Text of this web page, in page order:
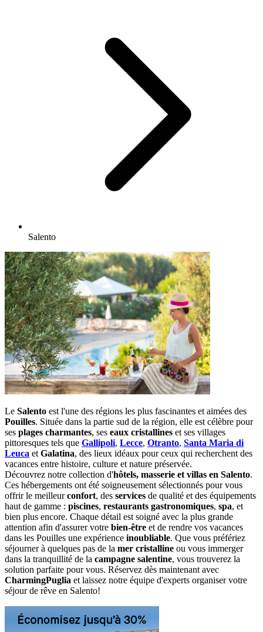
Salento
Le Salento est l'une des régions les plus fascinantes et aimées des
Pouilles. Située dans la partie sud de la région, elle est célèbre pour
ses plages charmantes, ses eaux cristallines et ses villages
pittoresques tels que Gallipoli, Lecce, Otranto, Santa Maria di
Leuca et Galatina, des lieux idéaux pour ceux qui recherchent des
vacances entre histoire, culture et nature préservée.
Découvrez notre collection d'hôtels, masserie et villas en Salento.
Ces hébergements ont été soigneusement sélectionnés pour vous
offrir le meilleurconfort, des services de qualité et des équipements
haut de gamme : piscines, restaurants gastronomiques, spa, et
bien plus encore. Chaque détail est soigné avec la plus grande
attention afin d'assurer votre bien-être et de rendre vos vacances
dans les Pouilles une expérience inoubliable. Que vous préfériez
séjourner à quelques pas de la mer cristalline ou vous immerger
dans la tranquillité de la campagne salentine, vous trouverez la
solution parfaite pour vous. Réservez dès maintenant avec
CharmingPuglia et laissez notre équipe d'experts organiser votre
séjour de rêve en Salento!